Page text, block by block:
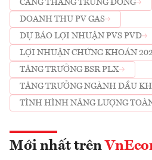
CĂNG THẲNG TRUNG ĐÔNG
DOANH THU PV GAS
DỰ BÁO LỢI NHUẬN PVS PVD
LỢI NHUẬN CHỨNG KHOÁN
TĂNG TRƯỞNG BSR PLX
TĂNG TRƯỞNG NGÀNH DẦU
TÌNH HÌNH NĂNG LƯỢNG
Mới nhất trên